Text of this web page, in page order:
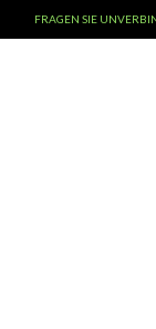
FRAGEN SIE